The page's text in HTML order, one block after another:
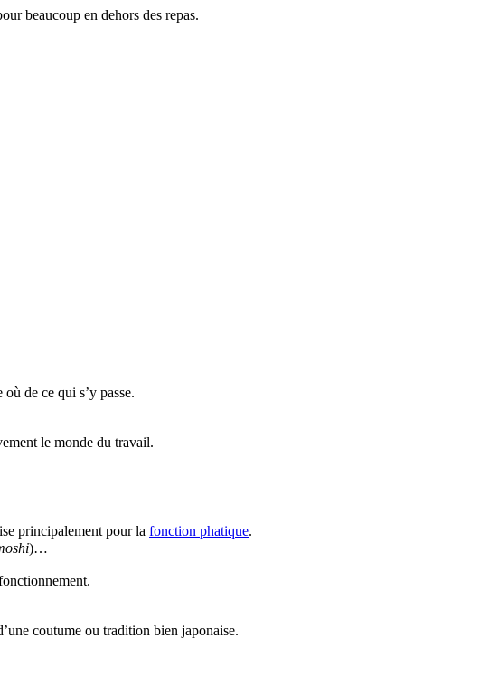
beaucoup en dehors des repas.
de ce qui s’y passe.
le monde du travail.
principalement pour la fonction phatique.
)…
coutume ou tradition bien japonaise.